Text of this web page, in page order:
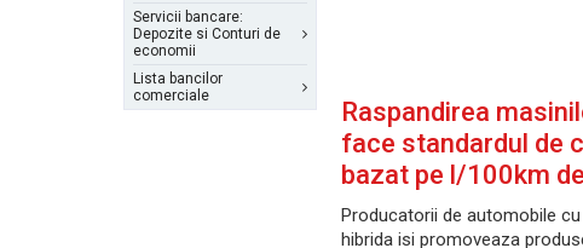
Servicii bancare:
Depozite si Conturi de
economii
Lista bancilor
comerciale
Raspandirea
face standardul de
bazat pe l/100km
Producatorii de automobile
hibrida isi promoveaza